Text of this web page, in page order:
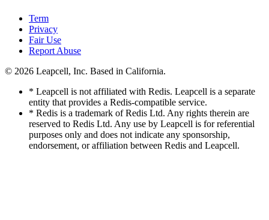
Term
Privacy
Fair Use
Report Abuse
© 2026 Leapcell, Inc. Based in California.
* Leapcell is not affiliated with Redis. Leapcell is a separate
entity that provides a Redis-compatible service.
* Redis is a trademark of Redis Ltd. Any rights therein are
reserved to Redis Ltd. Any use by Leapcell is for referential
purposes only and does not indicate any sponsorship,
endorsement, or affiliation between Redis and Leapcell.